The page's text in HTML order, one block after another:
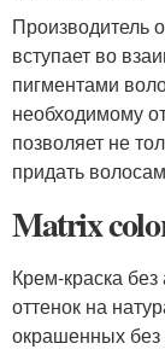
Производитель
вступает во
пигментами
необходимому
позволяет не
придать
Matrix
Крем-краска
оттенок на
окрашенных без